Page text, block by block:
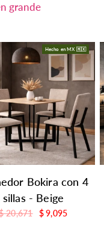
grande
Hecho en MX 🇲🇽
Bokira con 4
sillas - Beige
20,671 $ 9,095